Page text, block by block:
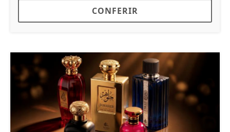
CONFERIR